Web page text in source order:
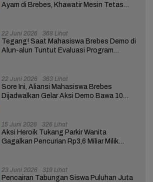
Ayam di Brebes, Khawatir Mesin Tetas
22 Juni 2026 368 Lihat
Tegang! Saat Mahasiswa Brebes Demo di
Alun-alun Tuntut Evaluasi Program
22 Juni 2026 363 Lihat
Sore Ini, Aliansi Mahasiswa Brebes
Dijadwalkan Gelar Aksi Demo Bawa 10
15 Juni 2026 326 Lihat
Aksi Heroik Tukang Parkir Wanita
Gagalkan Pencurian Rp3,6 Miliar Milik
23 Juni 2026 319 Lihat
Pencairan Tabungan Siswa Puluhan Juta